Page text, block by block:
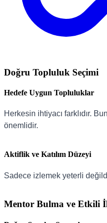
Doğru Topluluk Seçimi
Hedefe Uygun Topluluklar
Herkesin ihtiyacı farklıdır.
önemlidir.
Aktiflik ve Katılım Düzeyi
Sadece izlemek yeterli
Mentor Bulma ve Etkili